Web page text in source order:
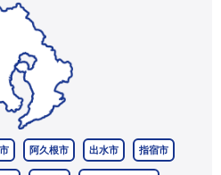
阿久根市 出水市 指宿市